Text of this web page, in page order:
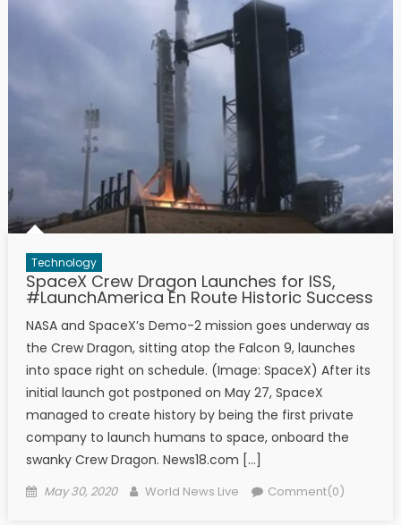
Technology
SpaceX Crew Dragon Launches for ISS,
#LaunchAmerica En Route Historic Success
NASA and SpaceX’s Demo-2 mission goes underway as
the Crew Dragon, sitting atop the Falcon 9, launches
into space right on schedule. (Image: SpaceX) After its
initial launch got postponed on May 27, SpaceX
managed to create history by being the first private
company to launch humans to space, onboard the
swanky Crew Dragon. News18.com […]
Posted on
May 30, 2020 Author
World News Live Comment(0)